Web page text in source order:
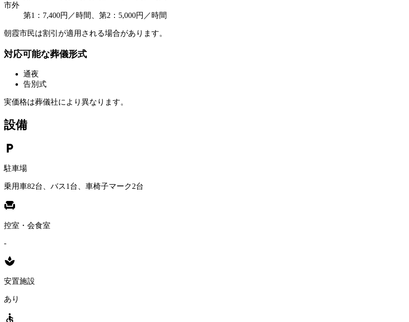
市外
第1：7,400円／時間、第2：5,000円／時間
朝霞市民は割引が適用される場合があります。
対応可能な葬儀形式
通夜
告別式
実価格は葬儀社により異なります。
設備
local_parking
駐車場
乗用車82台、バス1台、車椅子マーク2台
chair
控室・会食室
-
spa
安置施設
あり
accessible